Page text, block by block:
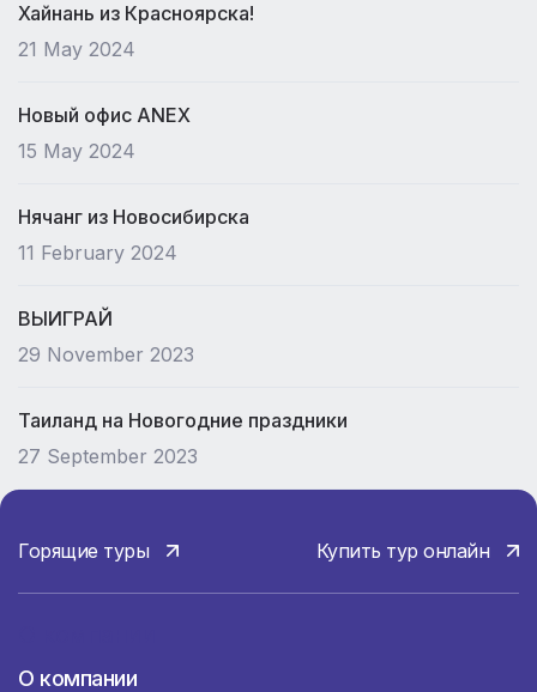
Хайнань из Красноярска!
21 May 2024
Новый офис ANEX
15 May 2024
Нячанг из Новосибирска
11 February 2024
ВЫИГРАЙ
29 November 2023
Таиланд на Новогодние праздники
27 September 2023
Горящие туры Купить тур онлайн
О компании